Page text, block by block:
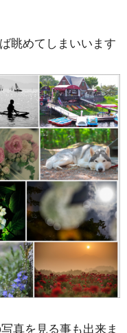
眺めてしまいいます
真を見る事も出来ま